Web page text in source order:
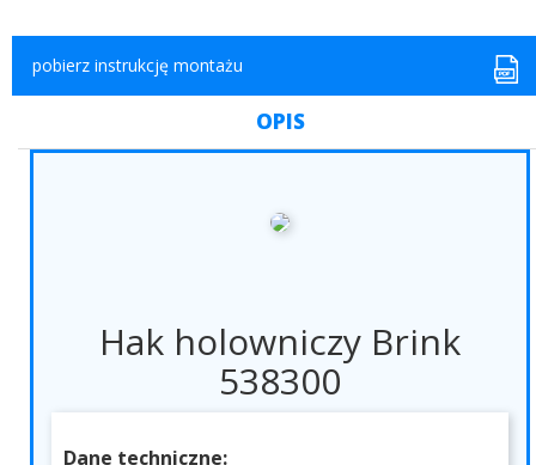
pobierz instrukcję montażu
OPIS
Hak holowniczy Brink
538300
Dane techniczne: